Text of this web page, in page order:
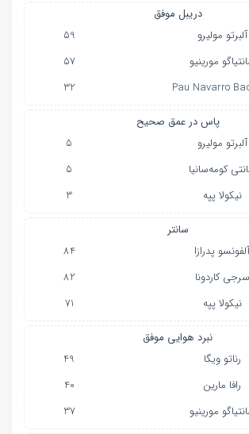
دریبل موفق
آلبرتو مولیرو
59
مورینیو
57
Pau Navarro
32
پاس در عمق صحیح
آلبرتو مولیرو
5
کومه‌سانیا
5
نیکولا پپه
3
سانتر
پدرازا
84
سرجی کاردونا
82
نیکولا پپه
71
نبرد هوایی موفق
رناتو ویگا
49
رافا مارین
40
مورینیو
37